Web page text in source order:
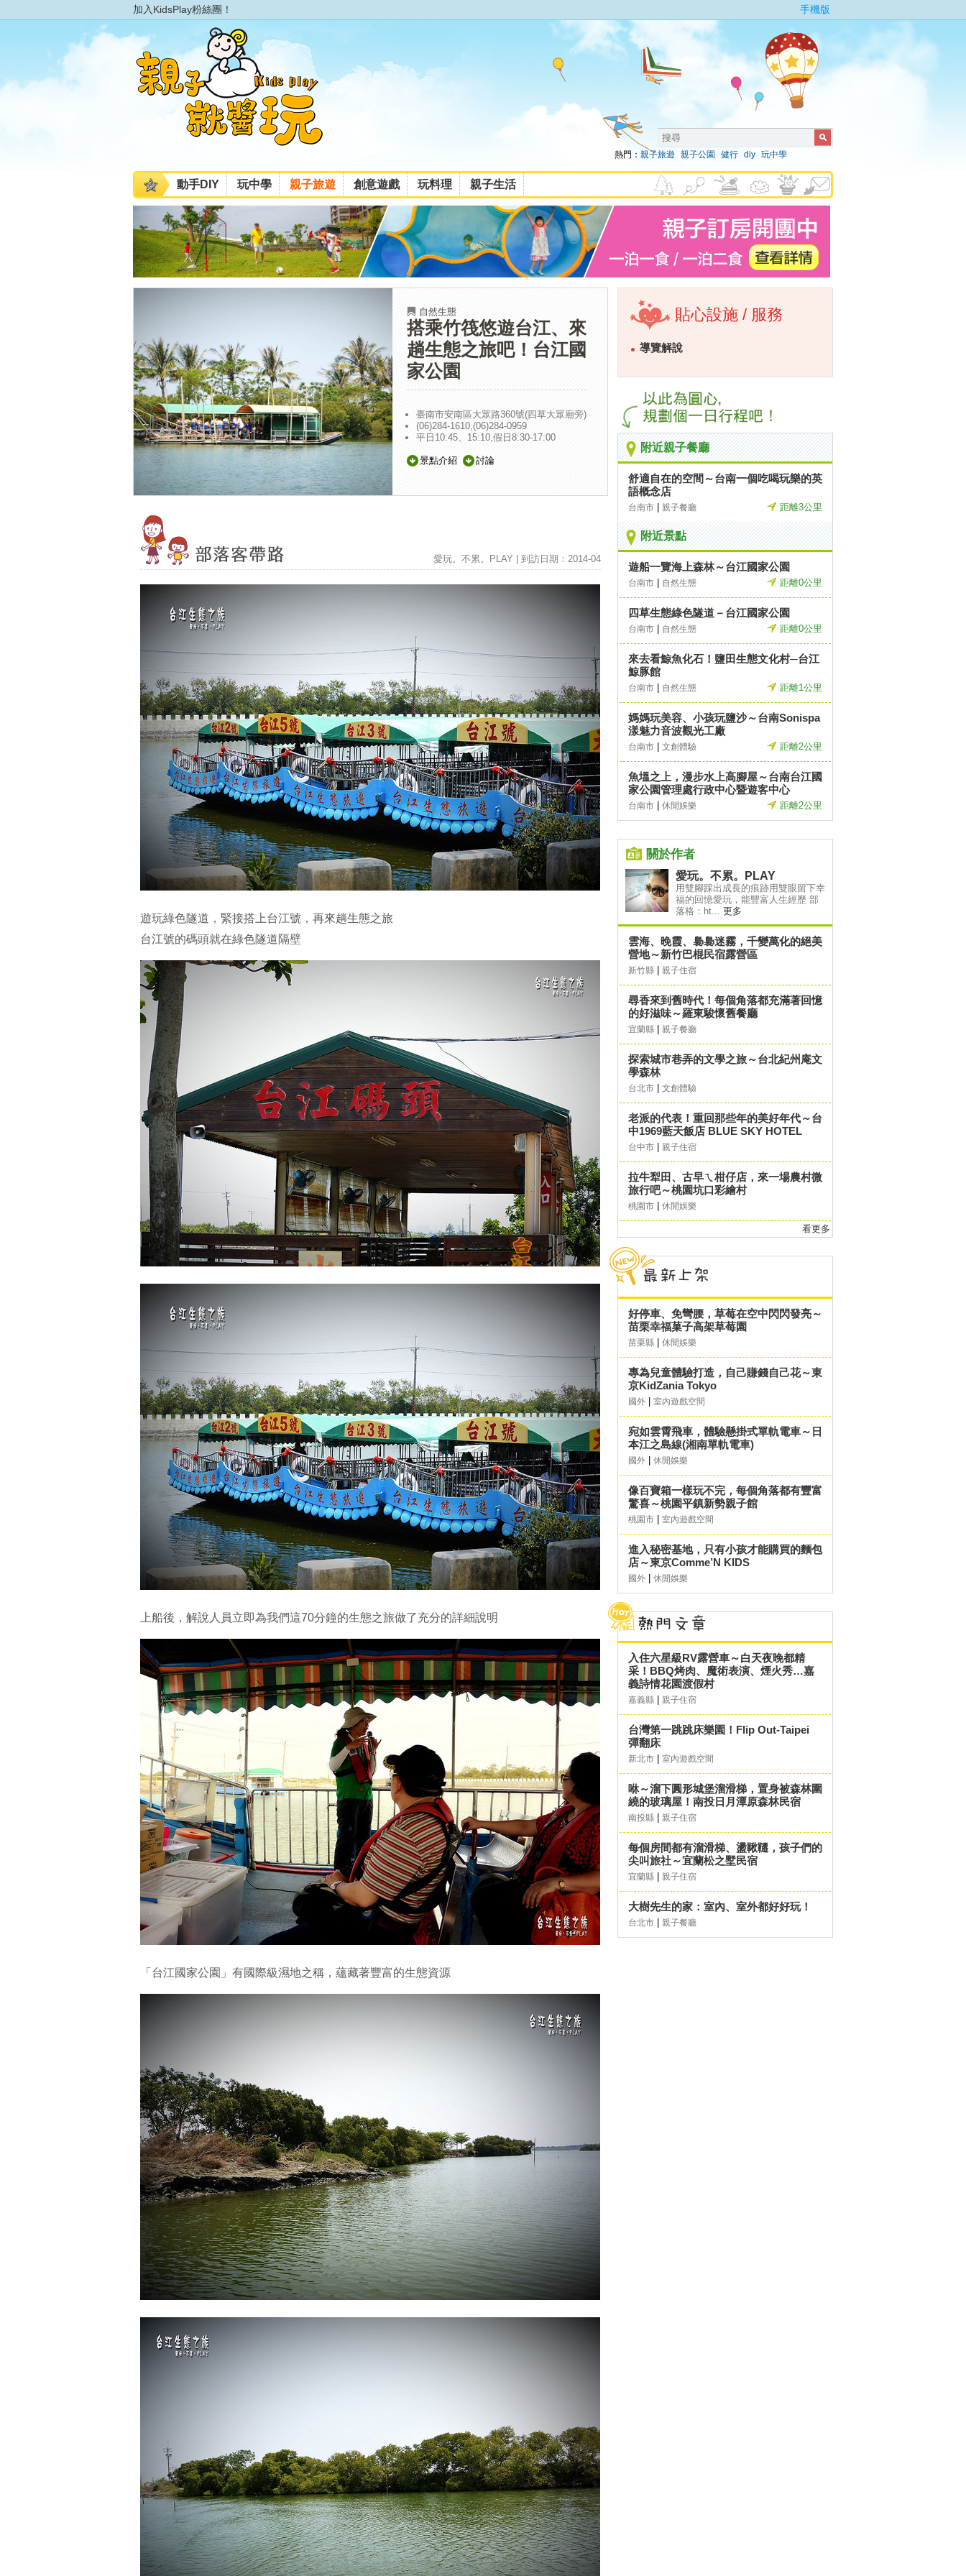
加入KidsPlay粉絲團！ 手機版
熱門： 親子旅遊 親子公園 健行 diy 玩中學
動手DIY 玩中學 親子旅遊 創意遊戲 玩料理 親子生活
自然生態
搭乘竹筏悠遊台江、來
趟生態之旅吧！台江國
家公園
臺南市安南區大眾路360號(四草大眾廟旁)
(06)284-1610,(06)284-0959
平日10:45、15:10,假日8:30-17:00
景點介紹 討論
愛玩。不累。PLAY | 到訪日期：2014-04
遊玩綠色隧道，緊接搭上台江號，再來趟生態之旅
台江號的碼頭就在綠色隧道隔壁
上船後，解說人員立即為我們這70分鐘的生態之旅做了充分的詳細說明
「台江國家公園」有國際級濕地之稱，蘊藏著豐富的生態資源
貼心設施 / 服務
導覽解說
附近親子餐廳
舒適自在的空間～台南一個吃喝玩樂的英
語概念店
台南市 親子餐廳 距離3公里
附近景點
遊船一覽海上森林～台江國家公園
台南市 自然生態 距離0公里
四草生態綠色隧道－台江國家公園
台南市 自然生態 距離0公里
來去看鯨魚化石！鹽田生態文化村─台江
鯨豚館
台南市 自然生態 距離1公里
媽媽玩美容、小孩玩鹽沙～台南Sonispa
漾魅力音波觀光工廠
台南市 文創體驗 距離2公里
魚塭之上，漫步水上高腳屋～台南台江國
家公園管理處行政中心暨遊客中心
台南市 休閒娛樂 距離2公里
關於作者
愛玩。不累。PLAY
用雙腳踩出成長的痕跡用雙眼留下幸
福的回憶愛玩，能豐富人生經歷 部
落格：ht... 更多
雲海、晚霞、裊裊迷霧，千變萬化的絕美
營地～新竹巴棍民宿露營區
新竹縣 親子住宿
尋香來到舊時代！每個角落都充滿著回憶
的好滋味～羅東駿懷舊餐廳
宜蘭縣 親子餐廳
探索城市巷弄的文學之旅～台北紀州庵文
學森林
台北市 文創體驗
老派的代表！重回那些年的美好年代～台
中1969藍天飯店 BLUE SKY HOTEL
台中市 親子住宿
拉牛犁田、古早ㄟ柑仔店，來一場農村微
旅行吧～桃園坑口彩繪村
桃園市 休閒娛樂
看更多
好停車、免彎腰，草莓在空中閃閃發亮～
苗栗幸福菓子高架草莓園
苗栗縣 休閒娛樂
專為兒童體驗打造，自己賺錢自己花～東
京KidZania Tokyo
國外 室內遊戲空間
宛如雲霄飛車，體驗懸掛式單軌電車～日
本江之島線(湘南單軌電車)
國外 休閒娛樂
像百寶箱一樣玩不完，每個角落都有豐富
驚喜～桃園平鎮新勢親子館
桃園市 室內遊戲空間
進入秘密基地，只有小孩才能購買的麵包
店～東京Comme’N KIDS
國外 休閒娛樂
入住六星級RV露營車～白天夜晚都精
采！BBQ烤肉、魔術表演、煙火秀…嘉
義詩情花園渡假村
嘉義縣 親子住宿
台灣第一跳跳床樂園！Flip Out-Taipei
彈翻床
新北市 室內遊戲空間
咻～溜下圓形城堡溜滑梯，置身被森林圍
繞的玻璃屋！南投日月潭原森林民宿
南投縣 親子住宿
每個房間都有溜滑梯、盪鞦韆，孩子們的
尖叫旅社～宜蘭松之墅民宿
宜蘭縣 親子住宿
大樹先生的家：室內、室外都好好玩！
台北市 親子餐廳